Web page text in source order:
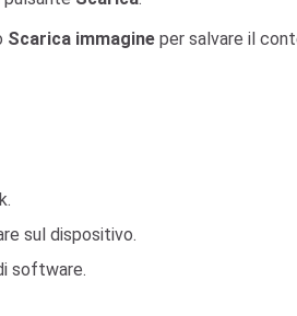
Scarica immagine per salvare il
sul dispositivo.
software.